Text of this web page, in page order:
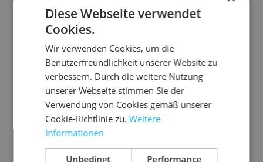
elastische Polyäthylenschläuche - beständig
gegen Säure und Lösungsmittel
über das Produkt zu streifen
passt sich dem Produkt gut an
Endlosschlauch mit 250 m Länge
schnell befüllt und verschlossen
geeignet für Produkte von 20 bis 50 mm
Diese Webseite verwendet
Cookies.
Wir verwenden Cookies, um die
Benutzerfreundlichkeit unserer Website zu
verbessern. Durch die weitere Nutzung
unserer Webseite stimmen Sie der
Verwendung von Cookies gemäß unserer
Cookie-Richtlinie zu.Weitere
Informationen
Unbedingt
Performance